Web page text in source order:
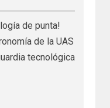
de punta!
de la UAS
tecnológica